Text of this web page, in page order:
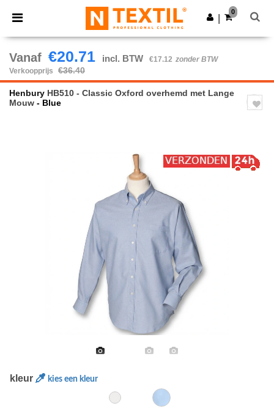
× Ntextil-app
Betere prijzen in de app!
Download app
0
Vanaf €20.71 incl. BTW €17.12 zonder BTW
Verkoopprijs
€36.40
Henbury HB510 - Classic Oxford overhemd met Lange
Mouw - Blue
kleur kies een kleur